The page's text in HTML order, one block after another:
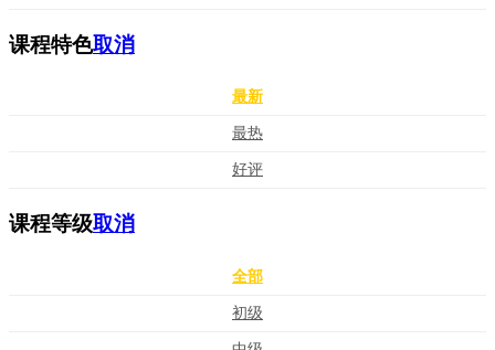
课程特色取消
最新
最热
好评
课程等级取消
全部
初级